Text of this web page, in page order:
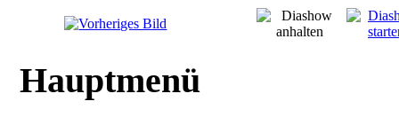
Hauptmenü